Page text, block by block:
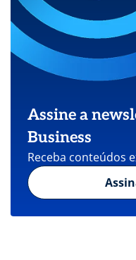
Assine a
Business
Receba conteúdos